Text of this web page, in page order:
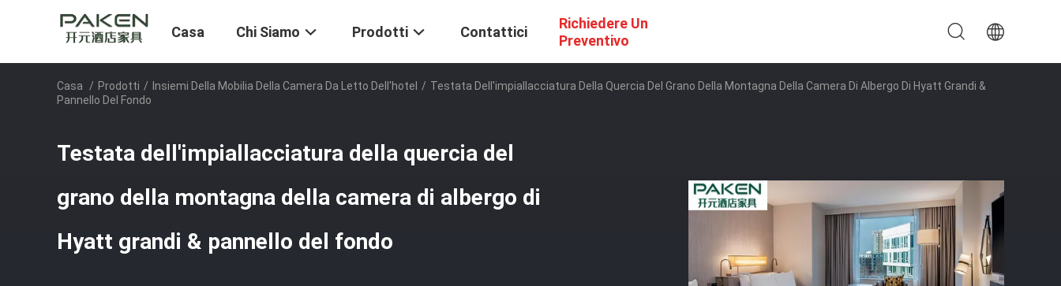
Casa Chi Siamo Prodotti Contattici
Richiedere Un
Preventivo
Casa / Prodotti / Insiemi Della Mobilia Della Camera Da Letto Dell'hotel / Testata Dell'impiallacciatura Della Quercia Del Grano Della Montagna Della Camera Di Albergo Di Hyatt Grandi &
Pannello Del Fondo
Testata dell'impiallacciatura della quercia del
grano della montagna della camera di albergo di
Hyatt grandi & pannello del fondo